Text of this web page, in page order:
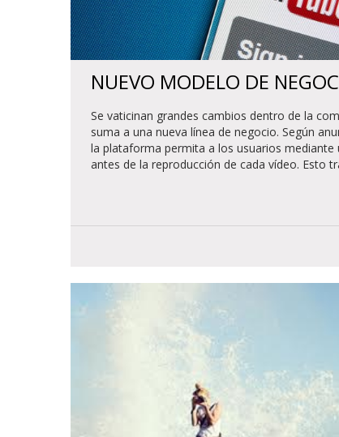
NUEVO MODELO DE
Se vaticinan grandes cambios dentro de la
suma a una nueva línea de negocio. Según
la plataforma permita a los usuarios mediante
antes de la reproducción de cada vídeo. Esto